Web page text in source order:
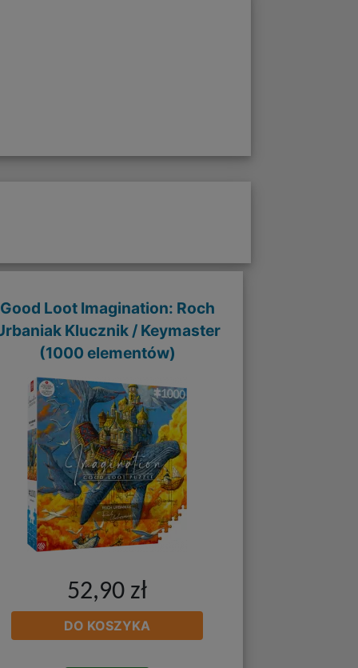
Good Loot Imagination: Roch
Klucznik / Keymaster
(1000 elementów)
52,90 zł
DO KOSZYKA